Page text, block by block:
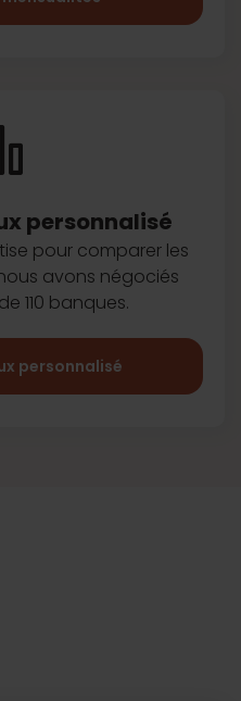
personnalisé
pour comparer les
avons négociés
de 110 banques.
personnalisé